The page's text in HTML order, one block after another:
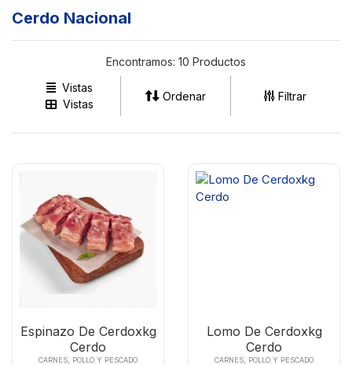
Cerdo Nacional
Encontramos: 10 Productos
Vistas
Vistas
Ordenar Filtrar
Espinazo De Cerdoxkg
Cerdo
CARNES, POLLO Y PESCADO
Lomo De Cerdoxkg
Cerdo
CARNES, POLLO Y PESCADO